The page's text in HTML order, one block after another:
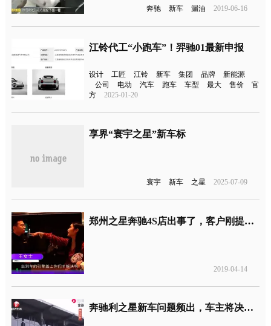
奔驰 新车 漏油 2019-06-16
江铃代工“小跑车”！羿驰01最新申报
设计 工匠 江铃 新车 集团 品牌
新能源
公司
电动 汽车 跑车 车型 最大 售价
官
方
2025-01-20
享界“寰宇之星”新车标
寰宇 新车 之星 2025-07-09
郑州之星奔驰4S店出事了，客户刚提车方向盘助力系统突然失效
2019-04-14
奔驰利之星新车问题频出，车主将决定起诉